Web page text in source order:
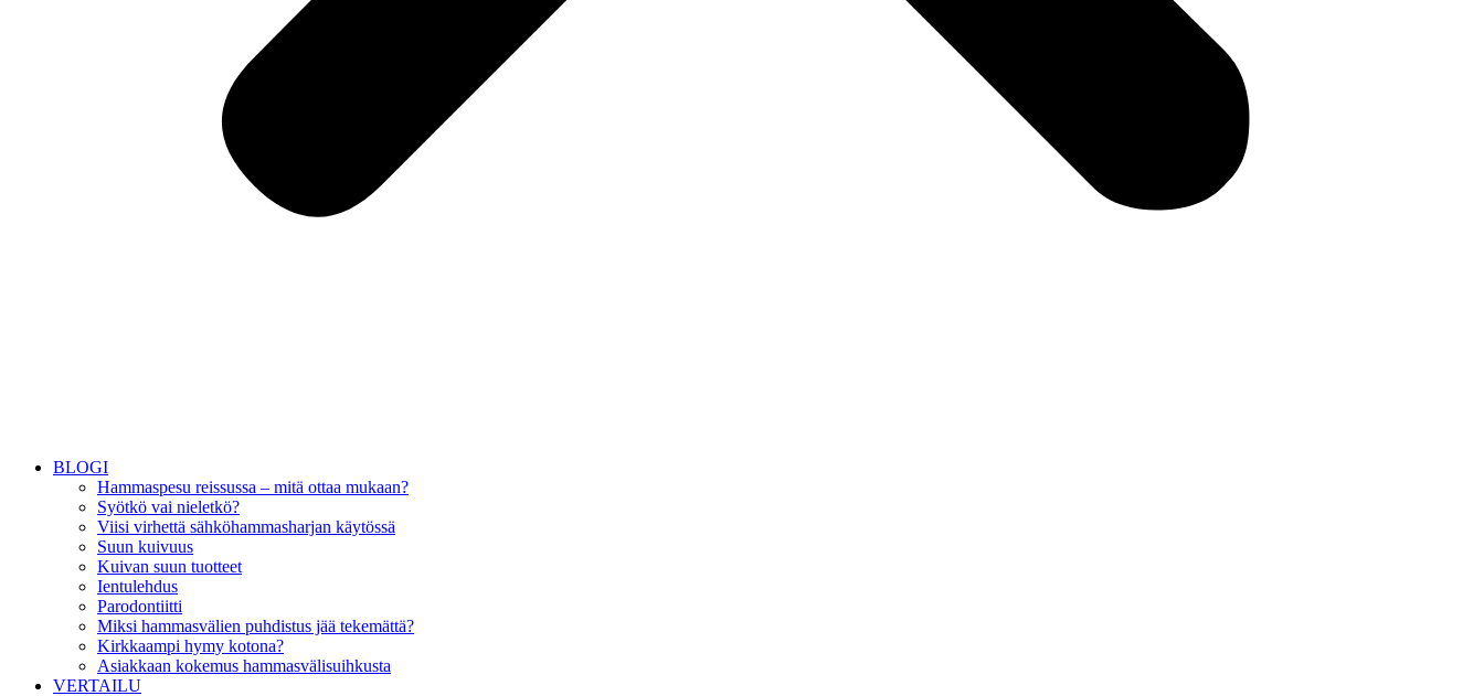
BLOGI
Hammaspesu reissussa – mitä ottaa mukaan?
Syötkö vai nieletkö?
Viisi virhettä sähköhammasharjan käytössä
Suun kuivuus
Kuivan suun tuotteet
Ientulehdus
Parodontiitti
Miksi hammasvälien puhdistus jää tekemättä?
Kirkkaampi hymy kotona?
Asiakkaan kokemus hammasvälisuihkusta
VERTAILU